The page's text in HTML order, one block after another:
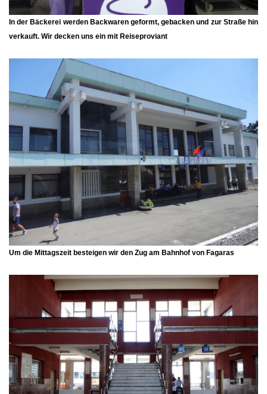
In der Bäckerei werden Backwaren geformt, gebacken und zur Straße hin
verkauft. Wir decken uns ein mit Reiseproviant
Um die Mittagszeit besteigen wir den Zug am Bahnhof von Fagaras